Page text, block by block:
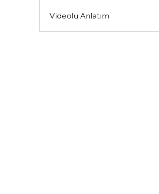
Videolu Anlatım